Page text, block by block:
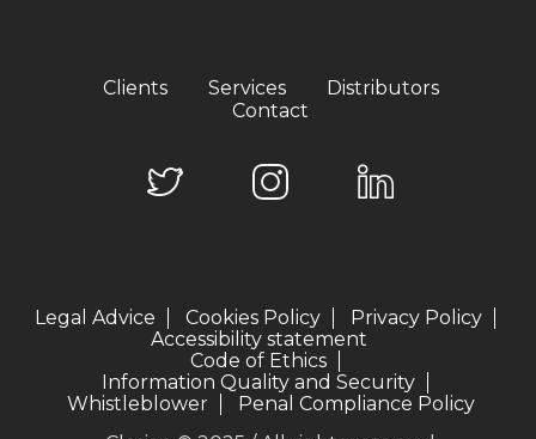
Clients Services
Distributors
Contact
Legal Advice Cookies Policy
Privacy Policy
Accessibility statement
Code of Ethics
Information Quality and Security
Whistleblower
Penal Compliance Policy